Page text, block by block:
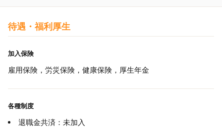
待遇・福利厚生
加入保険
雇用保険，労災保険，健康保険，厚生年金
各種制度
退職金共済：未加入